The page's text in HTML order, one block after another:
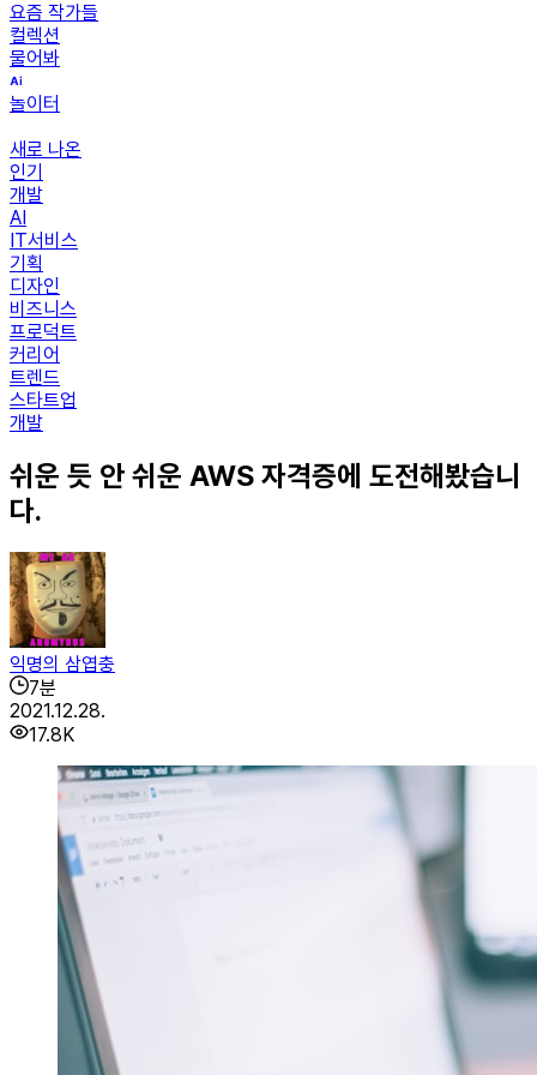
요즘 작가들
컬렉션
물어봐
놀이터
새로 나온
인기
개발
AI
IT서비스
기획
디자인
비즈니스
프로덕트
커리어
트렌드
스타트업
개발
쉬운 듯 안 쉬운 AWS 자격증에 도전해봤습니
다.
익명의 삼엽충
7분
2021.12.28.
17.8K